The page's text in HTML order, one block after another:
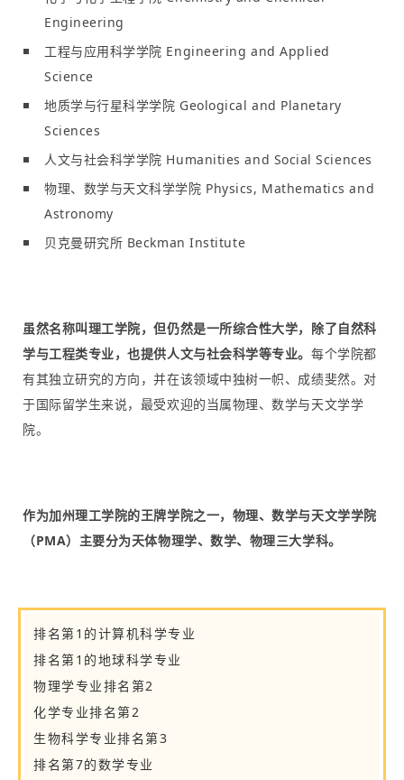
Engineering
工程与应用科学学院 Engineering and Applied
Science
地质学与行星科学学院 Geological and Planetary
Sciences
人文与社会科学学院 Humanities and Social Sciences
物理、数学与天文科学学院 Physics, Mathematics and
Astronomy
贝克曼研究所 Beckman Institute
虽然名称叫理工学院，但仍然是一所综合性大学，除了自然科
学与工程类专业，也提供人文与社会科学等专业。 每个学院都
有其独立研究的方向，并在该领域中独树一帜、成绩斐然。对
于国际留学生来说，最受欢迎的当属物理、数学与天文学学
院。
作为加州理工学院的王牌学院之一，物理、数学与天文学学院
（PMA）主要分为天体物理学、数学、物理三大学科。
排名第1的计算机科学专业
排名第1的地球科学专业
物理学专业排名第2
化学专业排名第2
生物科学专业排名第3
排名第7的数学专业